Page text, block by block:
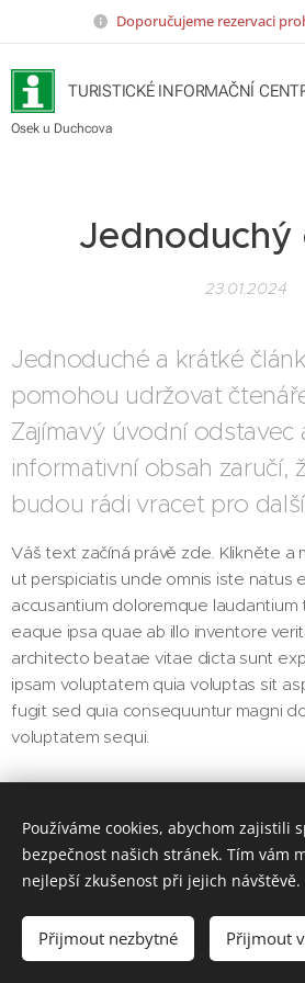
Doporučujeme rezervaci
TURISTICKÉ INFORMAČNÍ
Osek u Duchcova
Jednoduchý
23.01.2024
Jednoduché a krátké
pomohou udržovat
Zajímavý úvodní odstavec
informativní obsah zaručí,
budou rádi vracet pro
Váš text začíná právě zde. Klikněte a
ut perspiciatis unde omnis iste natus
accusantium doloremque laudantium
eaque ipsa quae ab illo inventore
architecto beatae vitae dicta sunt
ipsam voluptatem quia voluptas sit
fugit sed quia consequuntur magni
voluptatem sequi.
Cookies
Používáme cookies, abychom zajistili
bezpečnost našich stránek. Tím vám
nejlepší zkušenost při jejich návštěvě.
Přijmout nezbytné Přijmout